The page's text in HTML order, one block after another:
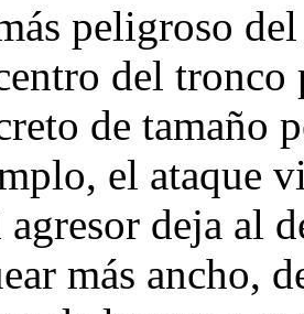
peligroso
del tronco
de tamaño
el ataque
deja al
más ancho,